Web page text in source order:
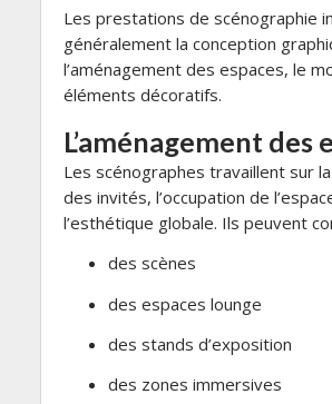
Les prestations de scénographie
généralement la conception
l’aménagement des espaces, le
éléments décoratifs.
L’aménagement des
Les scénographes travaillent sur
des invités, l’occupation de
l’esthétique globale. Ils peuvent
des scènes
des espaces lounge
des stands d’exposition
des zones immersives